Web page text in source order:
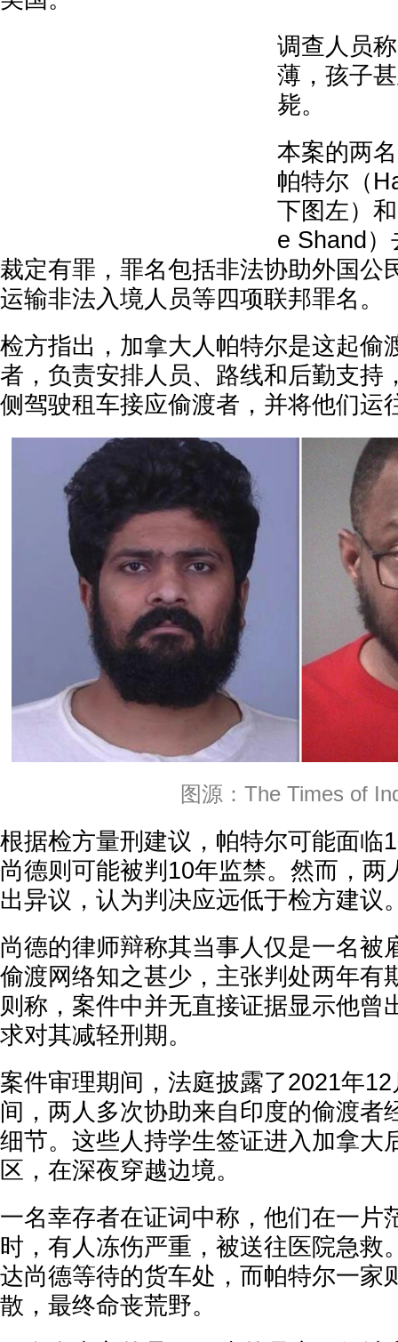
调查人员
薄，孩子
毙。
本案的两
帕特尔（
下图左）
e Shand
裁定有罪，罪名包括非法协助外国公
运输非法入境人员等四项联邦罪名。
检方指出，加拿大人帕特尔是这起偷
者，负责安排人员、路线和后勤支持
侧驾驶租车接应偷渡者，并将他们运
图源：The Times of
根据检方量刑建议，帕特尔可能面临
尚德则可能被判10年监禁。然而，两
出异议，认为判决应远低于检方建议
尚德的律师辩称其当事人仅是一名被
偷渡网络知之甚少，主张判处两年有
则称，案件中并无直接证据显示他曾
求对其减轻刑期。
案件审理期间，法庭披露了2021年
间，两人多次协助来自印度的偷渡者
细节。这些人持学生签证进入加拿大
区，在深夜穿越边境。
一名幸存者在证词中称，他们在一片
时，有人冻伤严重，被送往医院急救
达尚德等待的货车处，而帕特尔一家
散，最终命丧荒野。